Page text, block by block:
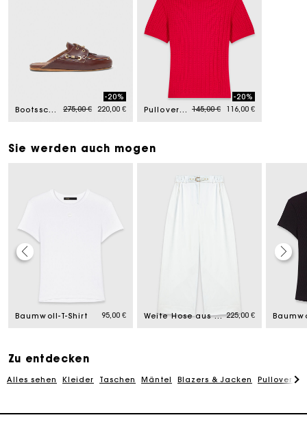
Bootsschuh-Mule aus Leder Price reduced from
275,00 €to
-20%
220,00 €
Pullover mit Rundhalsausschnitt Price reduced from
145,00 €to
-20%
116,00 €
Sie werden auch mogen
Baumwoll-T-Shirt 95,00 € Weite Hose aus Baumwolle 225,00 €
Zu entdecken
Alles sehen Kleider Taschen Mäntel Blazers & Jacken Pullover &
Kostenlose Lieferung innerhalb von 2-3 Tagen
PayPal - Bezahlung nach 30 Tagen